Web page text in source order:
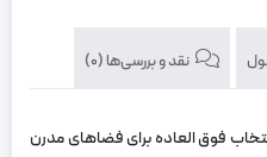
نقد و بررسی‌ها (0)
فوق العاده برای فضاهای مدرن